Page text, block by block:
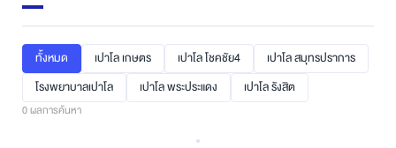
ทั้งหมด เปาโล เกษตร เปาโล โชคชัย4
เปาโล สมุทรปราการ
โรงพยาบาลเปาโล
เปาโล พระประแดง เปาโล รังสิต
0ผลการค้นหา